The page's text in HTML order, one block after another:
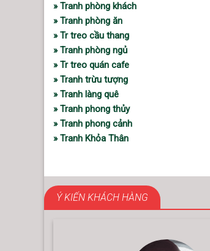
» Tranh phòng khách
» Tranh phòng ăn
» Tr treo cầu thang
» Tranh phòng ngủ
» Tr treo quán cafe
» Tranh trừu tượng
» Tranh làng quê
» Tranh phong thủy
» Tranh phong cảnh
» Tranh Khỏa Thân
Ý KIẾN KHÁCH HÀNG